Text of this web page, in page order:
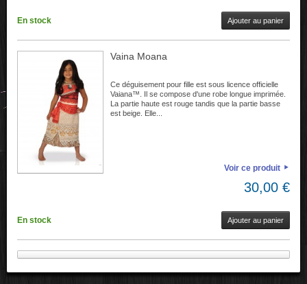
En stock Ajouter au panier
Vaina Moana
Ce déguisement pour fille est sous licence officielle
Vaiana™. Il se compose d'une robe longue imprimée.
La partie haute est rouge tandis que la partie basse
est beige. Elle...
Voir ce produit
30,00 €
En stock Ajouter au panier